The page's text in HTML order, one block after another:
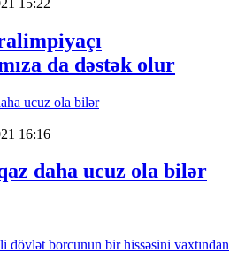
da dəstək olur
16:16
daha ucuz ola bilər